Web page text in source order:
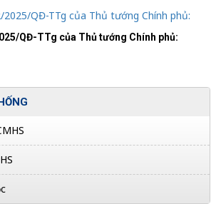
QĐ-TTg của Thủ tướng Chính phủ: